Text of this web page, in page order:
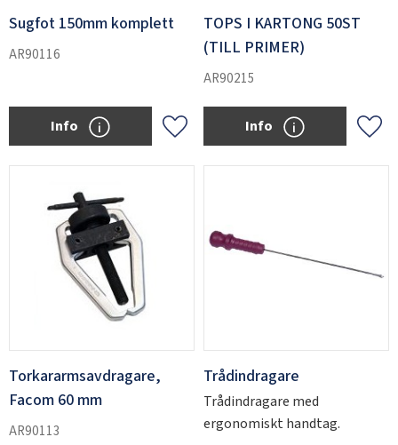
Sugfot 150mm komplett
AR90116
Add to favorites
Info
TOPS I KARTONG 50ST
(TILL PRIMER)
AR90215
Add
Info
Torkararmsavdragare,
Facom 60 mm
AR90113
Trådindragare
Trådindragare med
ergonomiskt handtag.